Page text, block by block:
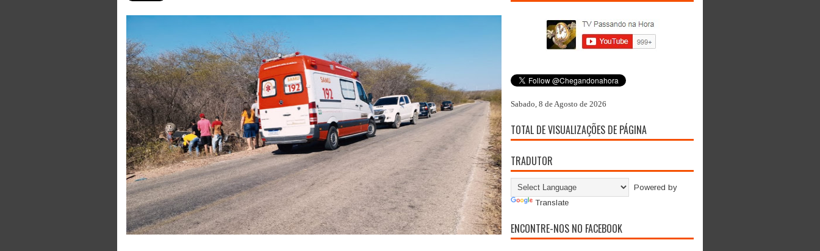
Sabado, 8 de Agosto de 2026
TOTAL DE VISUALIZAÇÕES DE PÁGINA
TRADUTOR
Powered by
Translate
ENCONTRE-NOS NO FACEBOOK